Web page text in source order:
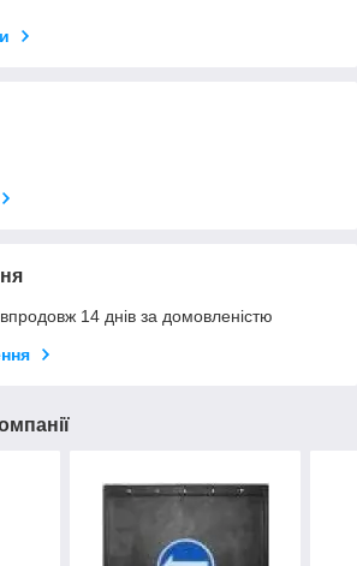
14 днів за домовленістю